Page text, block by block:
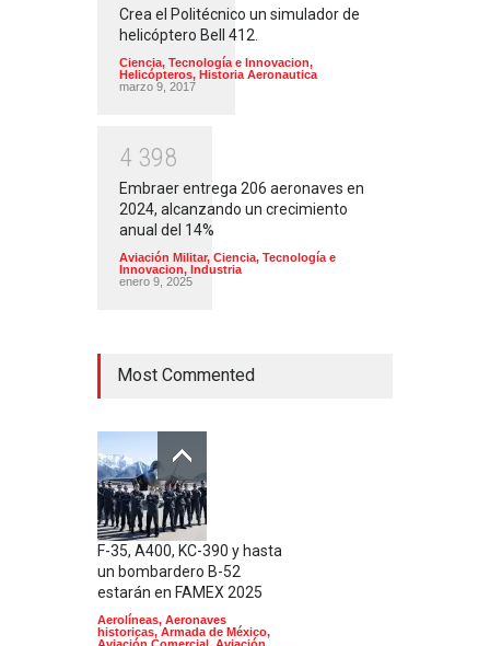
Crea el Politécnico un simulador de
helicóptero Bell 412.
Ciencia, Tecnología e Innovacion,
Helicópteros, Historia Aeronautica
marzo 9, 2017
4 398
Embraer entrega 206 aeronaves en
2024, alcanzando un crecimiento
anual del 14%
Aviación Militar, Ciencia, Tecnología e
Innovacion, Industria
enero 9, 2025
Most Commented
F-35, A400, KC-390 y hasta
un bombardero B-52
estarán en FAMEX 2025
Aerolíneas, Aeronaves
historicas, Armada de México,